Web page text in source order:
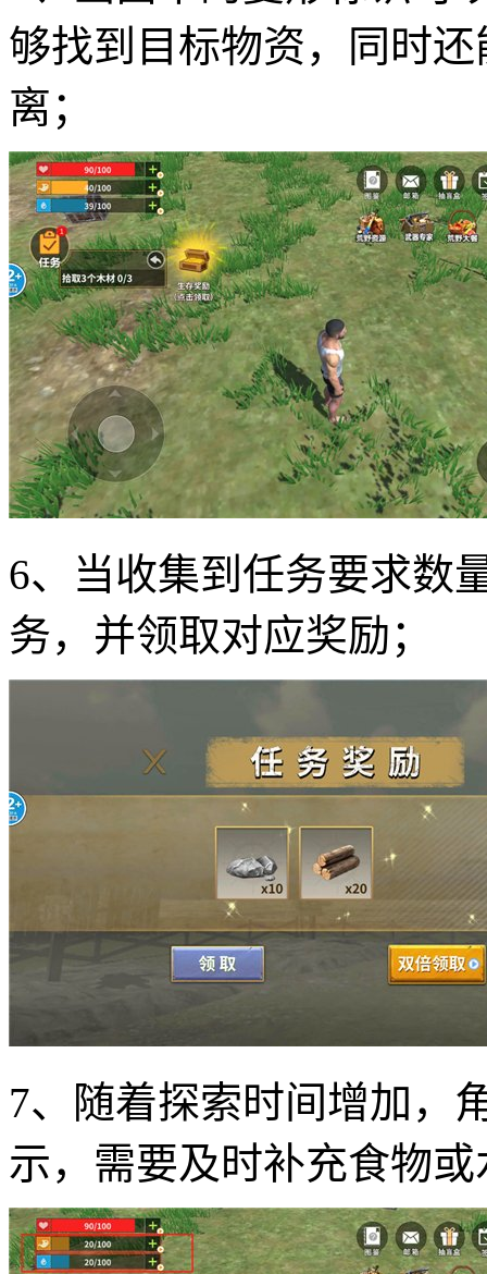
够找到目标物资，同时
离；
6、当收集到任务要求数
务，并领取对应奖励；
7、随着探索时间增加，
示，需要及时补充食物或